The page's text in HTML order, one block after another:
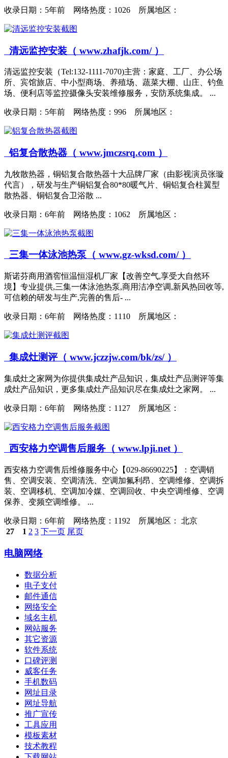
收录日期： 5年前 网络热度：1026 所属地区：
清远监控安装（ www.zhafjk.com/ ）
清远监控安装（Tel:132-1111-7070)主营：家庭、工厂、办公场
所、宾馆旅店、中小型商场、养殖场、蔬菜大棚、山庄、钓鱼
场、便利店等监控摄像头安装维修服务，安防系统集成。 ...
收录日期： 5年前 网络热度：996 所属地区：
铝复合散热器（ www.jmczsrq.com ）
九牧散热器，铜铝复合散热器十大品牌厂家（由影视演员张璇
代言），研发与生产铜铝复合80*80暖气片、铜铝复合柱翼型
散热器、铜铝复合卫浴散 ...
收录日期： 6年前 网络热度：1062 所属地区：
三集一体泳池热泵（ www.gz-wksd.com/ ）
斯诺芬商用酒窖恒温恒湿机厂家【改善空气,享受大自然环
境】专业提供,三集一体泳池热泵,商用洁净空调,新风热回收等,
可信赖的研发与生产,完善的售后- ...
收录日期： 6年前 网络热度：1110 所属地区：
集成灶测评（ www.jczzjw.com/bk/zs/ ）
集成灶之家网为你提供集成灶产品知识，集成灶产品测评等集
成灶产品知识，更多集成灶产品知识尽在集成灶之家网。 ...
收录日期： 6年前 网络热度：1127 所属地区：
西安格力空调售后服务（ www.lpji.net ）
西安格力空调售后维修服务中心【029-86690225】：空调销
售、空调安装、空调清洗、空调加氟利昂、空调维修、空调拆
装、空调移机、空调加冷媒、空调回收、中央空调维修、空调
保养、变频空调维修。 ...
收录日期： 6年前 网络热度：1192 所属地区： 北京
27
1 2 3 下一页 尾页
电脑网络
数据分析
电子支付
邮件通信
网络安全
域名主机
网站服务
其它资源
软件系统
口碑评测
威客任务
手机数码
网址目录
网址导航
推广宣传
工具应用
模板素材
技术教程